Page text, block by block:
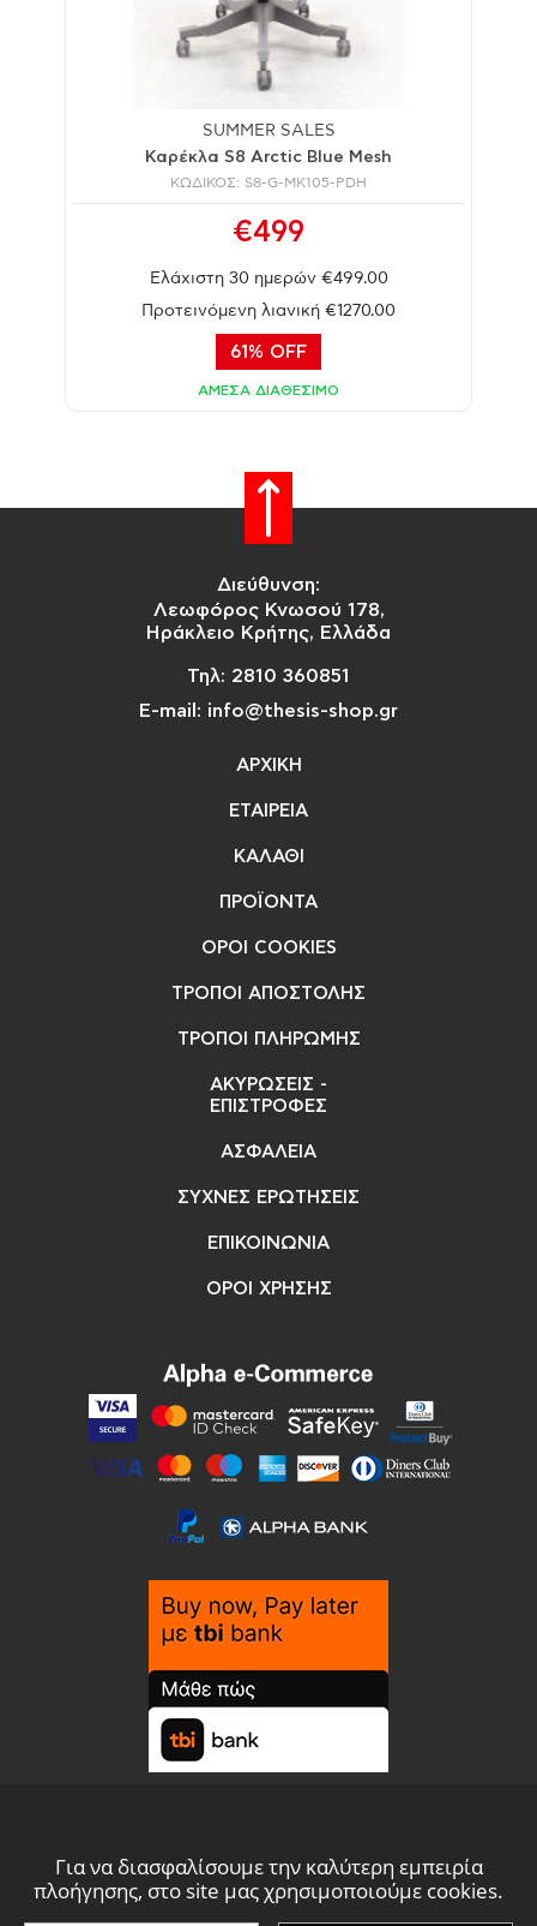
Για να διασφαλίσουμε την καλύτερη εμπειρία
πλοήγησης, στο site μας χρησιμοποιούμε cookies.
SUMMER SALES
Καρέκλα S8 Arctic Blue Mesh
ΚΩΔΙΚΟΣ: S8-G-MK105-PDH
€499
Ελάχιστη 30 ημερών €499.00
Προτεινόμενη λιανική €1270.00
61% OFF
ΑΜΕΣΑ ΔΙΑΘΕΣΙΜΟ
Διεύθυνση:
Λεωφόρος Κνωσού 178,
Ηράκλειο Κρήτης, Ελλάδα
Τηλ: 2810 360851
E-mail: info@thesis-shop.gr
ΑΡΧΙΚΗ
ΕΤΑΙΡΕΙΑ
ΚΑΛΑΘΙ
ΠΡΟΪΟΝΤΑ
ΟΡΟΙ COOKIES
ΤΡΟΠΟΙ ΑΠΟΣΤΟΛΗΣ
ΤΡΟΠΟΙ ΠΛΗΡΩΜΗΣ
ΑΚΥΡΩΣΕΙΣ -
ΕΠΙΣΤΡΟΦΕΣ
ΑΣΦΑΛΕΙΑ
ΣΥΧΝΕΣ ΕΡΩΤΗΣΕΙΣ
ΕΠΙΚΟΙΝΩΝΙΑ
ΟΡΟΙ ΧΡΗΣΗΣ
© THESIS 2021 -